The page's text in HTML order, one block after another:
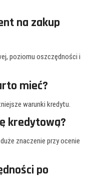
na zakup
poziomu oszczędności i
mieć?
warunki kredytu.
kredytową?
znaczenie przy ocenie
po